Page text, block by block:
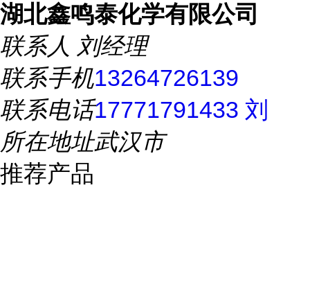
湖北鑫鸣泰化学有限公司
联系人 刘经理
联系手机13264726139
联系电话17771791433 刘
所在地址武汉市
推荐产品